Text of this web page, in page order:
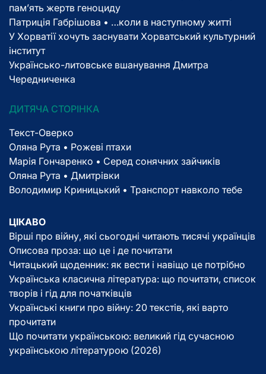
пам’ять жертв геноциду
Патриція Габрішова • …коли в наступному житті
У Хорватії хочуть заснувати Хорватський культурний
інститут
Українсько-литовське вшанування Дмитра
Чередниченка
ДИТЯЧА СТОРІНКА
Текст-Оверко
Оляна Рута • Рожеві птахи
Марія Гончаренко • Серед сонячних зайчиків
Оляна Рута • Дмитрівки
Володимир Криницький • Транспорт навколо тебе
ЦІКАВО
Вірші про війну, які сьогодні читають тисячі українців
Описова проза: що це і де почитати
Читацький щоденник: як вести і навіщо це потрібно
Українська класична література: що почитати, список
творів і гід для початківців
Українські книги про війну: 20 текстів, які варто
прочитати
Що почитати українською: великий гід сучасною
українською літературою (2026)